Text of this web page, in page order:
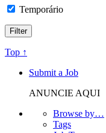
Temporário
Top ↑
Submit a Job
ANUNCIE AQUI
Browse by…
Tags